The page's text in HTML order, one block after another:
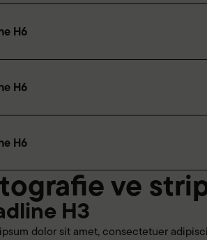
H6
H6
H6
ve
H3
dolor sit amet, consectetuer